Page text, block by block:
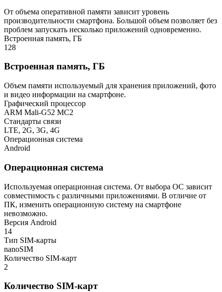
От объема оперативной памяти зависит уровень
производительности смартфона. Большой объем позволяет без
проблем запускать несколько приложений одновременно.
Встроенная память, ГБ
128
Встроенная память, ГБ
Объем памяти используемый для хранения приложений, фото
и видео информации на смартфоне.
Графический процессор
ARM Mali-G52 MC2
Стандарты связи
LTE, 2G, 3G, 4G
Операционная система
Android
Операционная система
Используемая операционная система. От выбора ОС зависит
совместимость с различными приложениями. В отличие от
ПК, изменить операционную систему на смартфоне
невозможно.
Версия Android
14
Тип SIM-карты
nanoSIM
Количество SIM-карт
2
Количество SIM-карт